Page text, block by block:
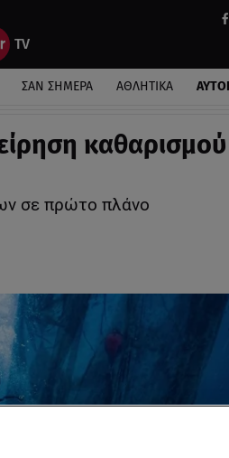
ΣΑΝ ΣΗΜΕΡΑ ΑΘΛΗΤΙΚΑ
καθαρισμού
σε πρώτο πλάνο